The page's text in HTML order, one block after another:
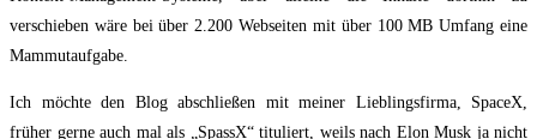
verschieben wäre bei über 2.200 Webseiten mit über 100 MB Umfang eine
Mammutaufgabe.
Ich möchte den Blog abschließen mit meiner Lieblingsfirma, SpaceX,
früher gerne auch mal als „SpassX“ tituliert, weils nach Elon Musk ja nicht